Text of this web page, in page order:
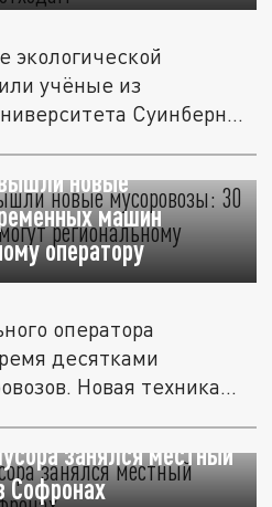
учёные из
Суинберна
новые
машин
оператору
оператора
десятками
Новая техника...
занялся местный
Софронах